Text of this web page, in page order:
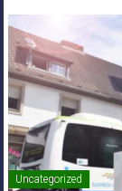
Uncategorized